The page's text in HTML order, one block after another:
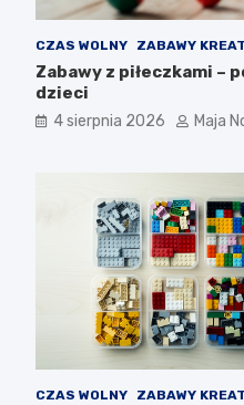
CZAS WOLNY ZABAWY
Zabawy z piłeczkami –
dzieci
4 sierpnia 2026 Maja
CZAS WOLNY ZABAWY